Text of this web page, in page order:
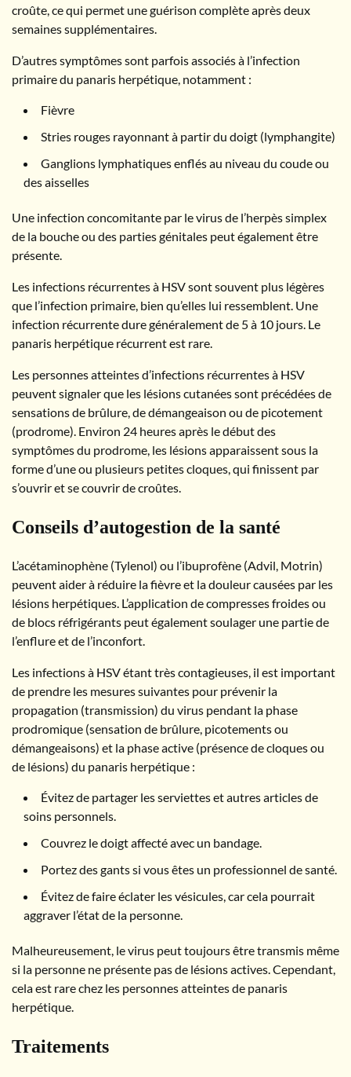
croûte, ce qui permet une guérison complète après deux
semaines supplémentaires.
D’autres symptômes sont parfois associés à l’infection
primaire du panaris herpétique, notamment :
Fièvre
Stries rouges rayonnant à partir du doigt (lymphangite)
Ganglions lymphatiques enflés au niveau du coude ou
des aisselles
Une infection concomitante par le virus de l’herpès simplex
de la bouche ou des parties génitales peut également être
présente.
Les infections récurrentes à HSV sont souvent plus légères
que l’infection primaire, bien qu’elles lui ressemblent. Une
infection récurrente dure généralement de 5 à 10 jours. Le
panaris herpétique récurrent est rare.
Les personnes atteintes d’infections récurrentes à HSV
peuvent signaler que les lésions cutanées sont précédées de
sensations de brûlure, de démangeaison ou de picotement
(prodrome). Environ 24 heures après le début des
symptômes du prodrome, les lésions apparaissent sous la
forme d’une ou plusieurs petites cloques, qui finissent par
s’ouvrir et se couvrir de croûtes.
Conseils d’autogestion de la santé
L’acétaminophène (Tylenol) ou l’ibuprofène (Advil, Motrin)
peuvent aider à réduire la fièvre et la douleur causées par les
lésions herpétiques. L’application de compresses froides ou
de blocs réfrigérants peut également soulager une partie de
l’enflure et de l’inconfort.
Les infections à HSV étant très contagieuses, il est important
de prendre les mesures suivantes pour prévenir la
propagation (transmission) du virus pendant la phase
prodromique (sensation de brûlure, picotements ou
démangeaisons) et la phase active (présence de cloques ou
de lésions) du panaris herpétique :
Évitez de partager les serviettes et autres articles de
soins personnels.
Couvrez le doigt affecté avec un bandage.
Portez des gants si vous êtes un professionnel de santé.
Évitez de faire éclater les vésicules, car cela pourrait
aggraver l’état de la personne.
Malheureusement, le virus peut toujours être transmis même
si la personne ne présente pas de lésions actives. Cependant,
cela est rare chez les personnes atteintes de panaris
herpétique.
Traitements